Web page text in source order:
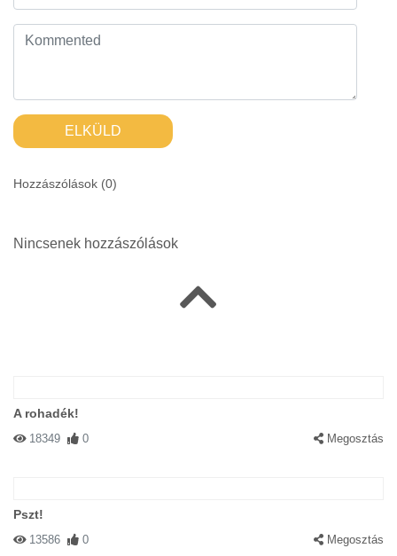
ELKÜLD
Hozzászólások (0)
Nincsenek hozzászólások
A rohadék!
18349 0 Megosztás
Pszt!
13586 0 Megosztás